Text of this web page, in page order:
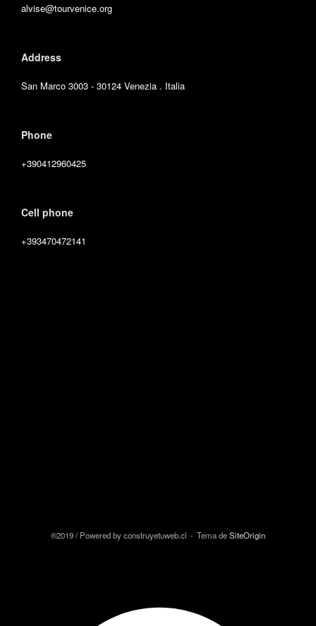
alvise@tourvenice.org
Address
San Marco 3003 - 30124 Venezia . Italia
Phone
+390412960425
Cell phone
+393470472141
®2019 / Powered by construyetuweb.cl Tema deSiteOrigin